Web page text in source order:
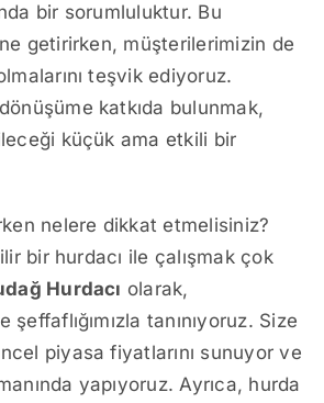
bir sorumluluktur. Bu
getirirken, müşterilerimizin de
teşvik ediyoruz.
katkıda bulunmak,
küçük ama etkili bir
nelere dikkat etmelisiniz?
bir hurdacı ile çalışmak çok
Hurdacı olarak,
tanınıyoruz. Size
piyasa fiyatlarını sunuyor ve
yapıyoruz. Ayrıca, hurda